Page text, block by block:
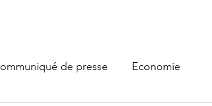
de presse Economie